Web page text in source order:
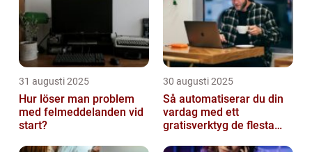
31 augusti 2025
Hur löser man problem
med felmeddelanden vid
start?
30 augusti 2025
Så automatiserar du din
vardag med ett
gratisverktyg de flesta